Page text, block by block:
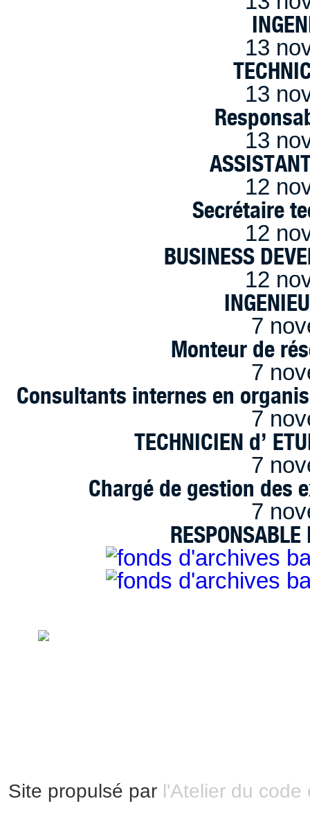
13
13
13
12
Secrétaire
12
BUSINESS
12
7
Monteur de
7
Consultants internes en
7
TECHNICIEN d’
7
Chargé de gestion des
7
Site propulsé par l'Atelier du